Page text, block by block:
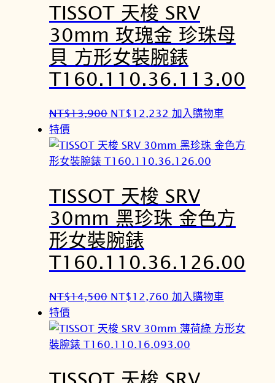
TISSOT 天梭 SRV
30mm 玫瑰金 珍珠母
貝 方形女裝腕錶
T160.110.36.113.00
NT$13,900 原
價
格
N
T
$
1
3
,
0
。
NT$12,232 目
價
格
N
T
$
2
,
3
。
加入購物車
特價
TISSOT 天梭 SRV
30mm 黑珍珠 金色方
形女裝腕錶
T160.110.36.126.00
NT$14,500 原
價
格
N
NT$12,760 目
價
格
N
加入購物車
特價